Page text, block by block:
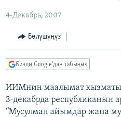
МАДАНИЯТ
ТВ ПРОГРАММАЛАР
БҮГҮН АЗАТТЫКТА
ДАНИСТЕ
ЭЖЕ-СИҢДИЛЕР
ПОДКАСТ
ОНЛАЙН ШЕРИНЕ
4-Декабрь, 2007
Бөлүшүңүз
Бизди Google'дан табыңыз
ИИМнин маалымат кызматы
3-декабрда республиканын
“Мусулман айымдар жана